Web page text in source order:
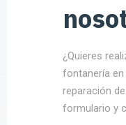
¿Quieres
fontanería en
reparación
formulario y